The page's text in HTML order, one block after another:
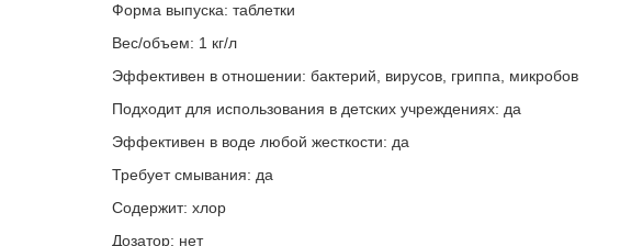
Форма выпуска: таблетки
Вес/объем: 1 кг/л
Эффективен в отношении: бактерий, вирусов, гриппа, микробов
Подходит для использования в детских учреждениях: да
Эффективен в воде любой жесткости: да
Требует смывания: да
Содержит: хлор
Дозатор: нет